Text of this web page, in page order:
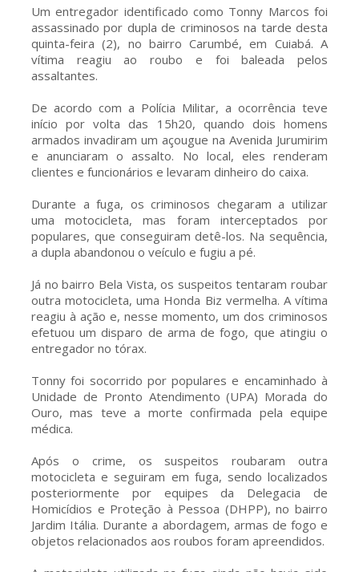
Um entregador identificado como Tonny Marcos foi
assassinado por dupla de criminosos na tarde desta
quinta-feira (2), no bairro Carumbé, em Cuiabá. A
vítima reagiu ao roubo e foi baleada pelos
assaltantes.
De acordo com a Polícia Militar, a ocorrência teve
início por volta das 15h20, quando dois homens
armados invadiram um açougue na Avenida Jurumirim
e anunciaram o assalto. No local, eles renderam
clientes e funcionários e levaram dinheiro do caixa.
Durante a fuga, os criminosos chegaram a utilizar
uma motocicleta, mas foram interceptados por
populares, que conseguiram detê-los. Na sequência,
a dupla abandonou o veículo e fugiu a pé.
Já no bairro Bela Vista, os suspeitos tentaram roubar
outra motocicleta, uma Honda Biz vermelha. A vítima
reagiu à ação e, nesse momento, um dos criminosos
efetuou um disparo de arma de fogo, que atingiu o
entregador no tórax.
Tonny foi socorrido por populares e encaminhado à
Unidade de Pronto Atendimento (UPA) Morada do
Ouro, mas teve a morte confirmada pela equipe
médica.
Após o crime, os suspeitos roubaram outra
motocicleta e seguiram em fuga, sendo localizados
posteriormente por equipes da Delegacia de
Homicídios e Proteção à Pessoa (DHPP), no bairro
Jardim Itália. Durante a abordagem, armas de fogo e
objetos relacionados aos roubos foram apreendidos.